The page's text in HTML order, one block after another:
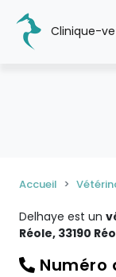
Clinique-
Accueil
Delhaye est un
Réole, 33190
Numéro